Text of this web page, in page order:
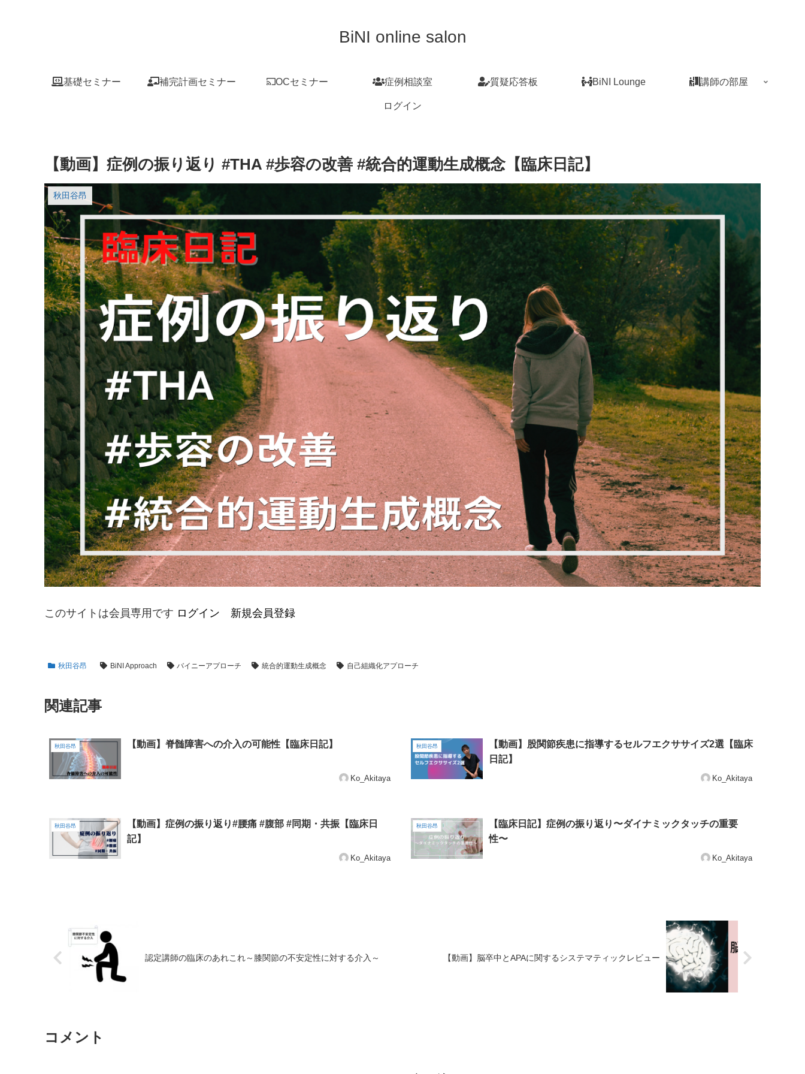
BiNI online salon
基礎セミナー 補完計画セミナー OCセミナー 症例相談室 質疑応答板 BiNI Lounge 講師の部屋
ログイン
【動画】症例の振り返り #THA #歩容の改善 #統合的運動生成概念【臨床日記】
秋田谷昂
このサイトは会員専用です ログイン 新規会員登録
秋田谷昂 BiNI Approach バイニーアプローチ 統合的運動生成概念 自己組織化アプローチ
関連記事
秋田谷昂 【動画】脊髄障害への介入の可能性【臨床日記】
Ko_Akitaya
秋田谷昂
【動画】股関節疾患に指導するセルフエクササイズ2選【臨床
日記】
Ko_Akitaya
秋田谷昂
【動画】症例の振り返り#腰痛 #腹部 #同期・共振【臨床日
記】
Ko_Akitaya
秋田谷昂
【臨床日記】症例の振り返り〜ダイナミックタッチの重要
性〜
Ko_Akitaya
認定講師の臨床のあれこれ～膝関節の不安定性に対する介入～ 【動画】脳卒中とAPAに関するシステマティックレビュー
コメント